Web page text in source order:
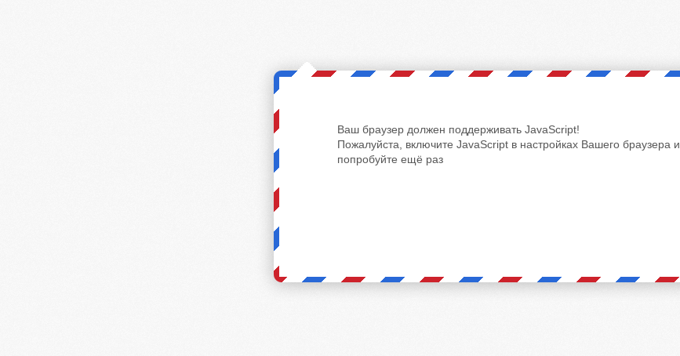
Ваш браузер должен поддерживать JavaScript!
Пожалуйста, включите JavaScript в настройках Вашего браузера и
попробуйте ещё раз